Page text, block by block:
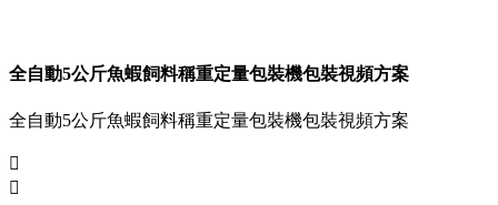
全自動5公斤魚蝦飼料稱重定量包裝機包裝視頻方案
全自動5公斤魚蝦飼料稱重定量包裝機包裝視頻方案

